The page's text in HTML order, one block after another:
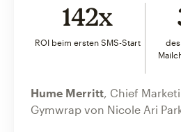
142x
ROI beim ersten SMS-Start
Hume Merritt, Chief
Gymwrap von Nicole Ari